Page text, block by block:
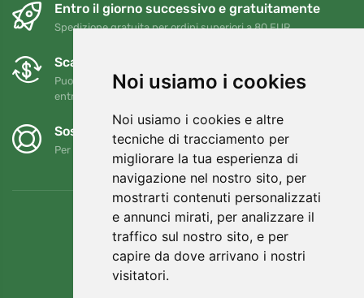
Noi usiamo i cookies
Noi usiamo i cookies e altre
tecniche di tracciamento per
migliorare la tua esperienza di
navigazione nel nostro sito, per
mostrarti contenuti personalizzati
e annunci mirati, per analizzare il
traffico sul nostro sito, e per
capire da dove arrivano i nostri
visitatori.
Entro il giorno successivo e gratuitamente
Spedizione gratuita per ordini superiori a 80 EUR
Scambi e resi gratuiti
Puoi restituire o cambiare il tuo ordine in qualsiasi momento
entro 90 giorni
Sosteniamo Trees.org
Per ogni ordine piantiamo un albero! Leggi di più